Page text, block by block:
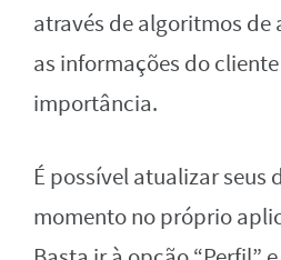
através de algoritmos de
as informações do
importância.
É possível atualizar seus
momento no próprio